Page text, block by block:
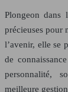
Plongeon dans
précieuses pour
l’avenir, elle se
de
personnalité,
meilleure